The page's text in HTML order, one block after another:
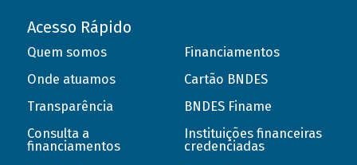
Acesso Rápido
Quem somos
Onde atuamos
Transparência
Consulta a
financiamentos
Financiamentos
Cartão BNDES
BNDES Finame
Instituições financeiras
credenciadas